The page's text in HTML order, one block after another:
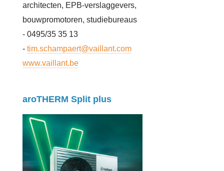
architecten, EPB-verslaggevers,
bouwpromotoren, studiebureaus
- 0495/35 35 13
- tim.schampaert@vaillant.com
www.vaillant.be
aroTHERM Split plus